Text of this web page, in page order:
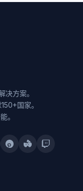
方案。
国家。
。